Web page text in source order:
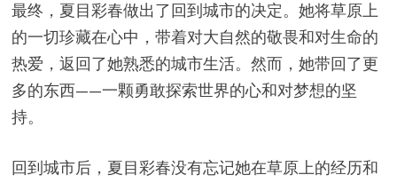
最终，夏目彩春做出了回到城市的决定。她将草原上
的一切珍藏在心中，带着对大自然的敬畏和对生命的
热爱，返回了她熟悉的城市生活。然而，她带回了更
多的东西——一颗勇敢探索世界的心和对梦想的坚
持。
回到城市后，夏目彩春没有忘记她在草原上的经历和